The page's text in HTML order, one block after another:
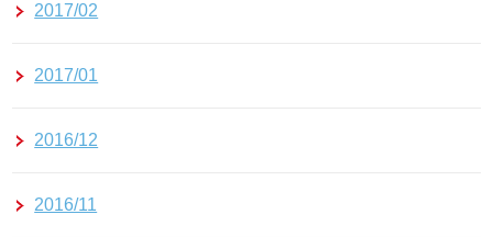
2017/02
2017/01
2016/12
2016/11